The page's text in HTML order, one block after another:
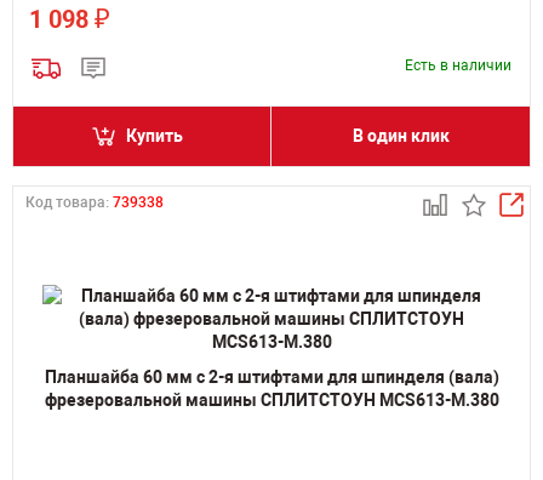
1 098 ₽
Есть в наличии
Купить В один клик
Код товара: 739338
Планшайба 60 мм с 2-я штифтами для шпинделя (вала)
фрезеровальной машины СПЛИТСТОУН MCS613-M.380